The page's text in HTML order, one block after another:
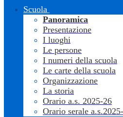
Scuola
Panoramica
Presentazione
I luoghi
Le persone
I numeri della scuola
Le carte della scuola
Organizzazione
La storia
Orario a.s. 2025-26
Orario serale